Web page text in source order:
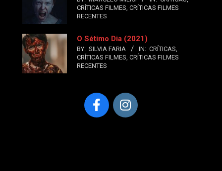
CRÍTICAS FILMES CRÍTICAS FILMES
RECENTES
O Sétimo Dia (2021)
BY: SILVIA FARIA IN: CRÍTICAS
CRÍTICAS FILMES CRÍTICAS FILMES
RECENTES